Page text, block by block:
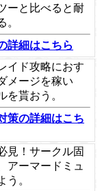
ーと比べると耐
。
詳細はこちら
イド攻略におす
メージを稼い
を貰おう。
策の詳細はこち
見！サークル固
アーマードミュ
う。